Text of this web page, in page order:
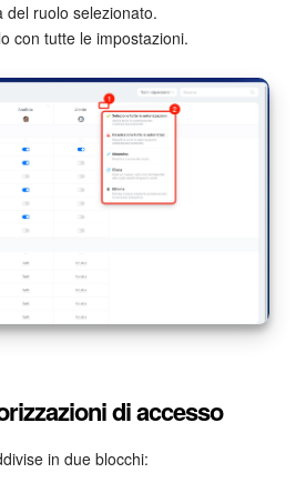
del ruolo selezionato.
con tutte le impostazioni.
di accesso
in due blocchi: